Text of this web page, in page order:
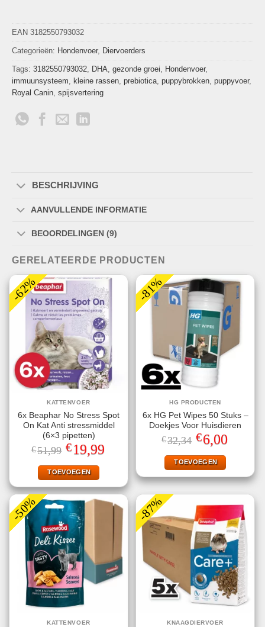
EAN 3182550793032
Categorieën: Hondenvoer, Diervoerders
Tags: 3182550793032, DHA, gezonde groei, Hondenvoer,
immuunsysteem, kleine rassen, prebiotica, puppybrokken, puppyvoer,
Royal Canin, spijsvertering
BESCHRIJVING
AANVULLENDE INFORMATIE
BEOORDELINGEN (9)
GERELATEERDE PRODUCTEN
-62%
KATTENVOER
6x Beaphar No Stress Spot
On Kat Anti stressmiddel
(6×3 pipetten)
€51,99 Oorspronkelijke
prijs
was:
€51,99.
€19,99Huidige
prijs
TOEVOEGEN
-81%
HG PRODUCTEN
6x HG Pet Wipes 50 Stuks –
Doekjes Voor Huisdieren
€32,34 Oorspronkelijke
prijs
was:
€32,34.
€6,00Huidige
prijs
TOEVOEGEN
-50%
KATTENVOER
-87%
KNAAGDIERVOER